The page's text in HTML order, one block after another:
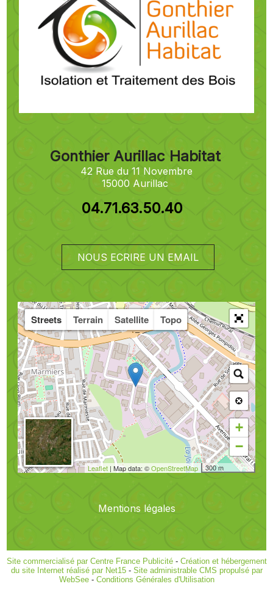
Gonthier Aurillac Habitat
42 Rue du 11 Novembre
15000 Aurillac
04.71.63.50.40
NOUS ECRIRE UN EMAIL
Streets Terrain Satellite Topo
+
−
300 m
Leaflet| Map data: ©OpenStreetMap
Mentions légales
Site commercialisé par Centre France Publicité- Création et hébergement
du site Internet réalisé par Net15- Site administrable CMS propulsé par
WebSee- Conditions Générales d'Utilisation